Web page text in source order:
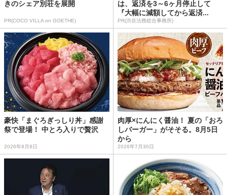
きのシェア別荘を展開
PR(COCO VILLA on GOETHE)
は、返済を3～6ヶ月停止して
『大幅に減額してから返済...
PR(渋谷法務総合事務所)
豪快「まぐろぎっしり丼」感謝
祭で登場！ 中とろ入りで贅沢
2026年8月8日
肉厚×にんにく醤油！ 夏の「おろ
しバーガー」がそそる。8月5日
から
2026年7月30日